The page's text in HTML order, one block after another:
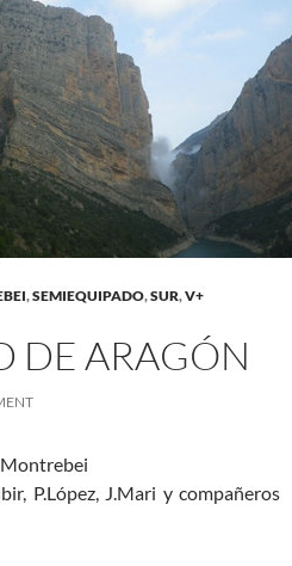
,SEMIEQUIPADO,SUR,V+
DE ARAGÓN
Montrebei
P.López, J.Mari y compañeros